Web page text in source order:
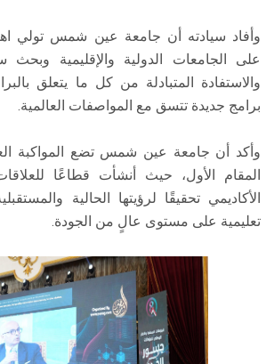
وأفاد سيادته أن جامعة عين شمس تولي
على الجامعات الدولية والإقليمية
والاستفادة المتبادلة من كل ما يتعلق
برامج جديدة تتسق مع المواصفات العالمية.
وأكد أن جامعة عين شمس تضع المواكبة
المقام الأول، حيث أنشأت قطاعًا
الأكاديمي تحقيقًا لرؤيتها الحالية
تعليمية على مستوى عالٍ من الجودة.